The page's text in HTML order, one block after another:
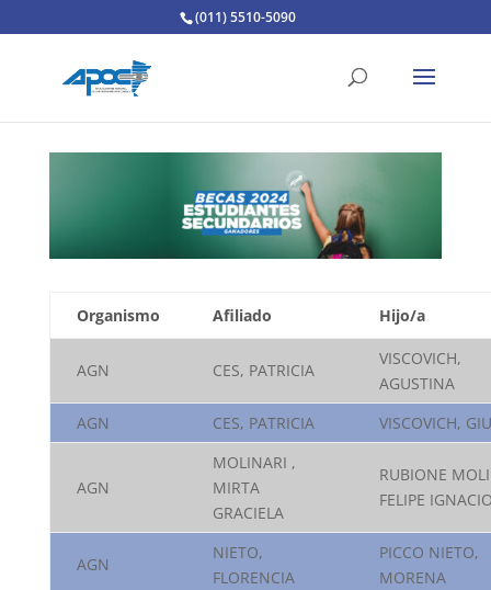
(011) 5510-5090
Organismo Afiliado Hijo/a
AGN CES, PATRICIA
VISCOVICH,
AGUSTINA
AGN
CES, PATRICIA VISCOVICH,
AGN
MOLINARI ,
MIRTA
GRACIELA
RUBIONE
FELIPE
AGN
NIETO,
FLORENCIA
PICCO NIETO,
MORENA